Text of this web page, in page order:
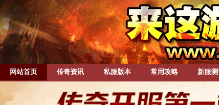
网站首页 传奇资讯 私服版本 常用攻略 新服